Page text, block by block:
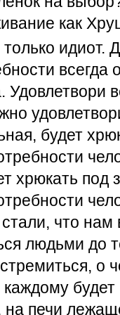
как
идиот.
всегда
Удовлетвори
будет
хрюкать под
что нам
людьми до
о
печи